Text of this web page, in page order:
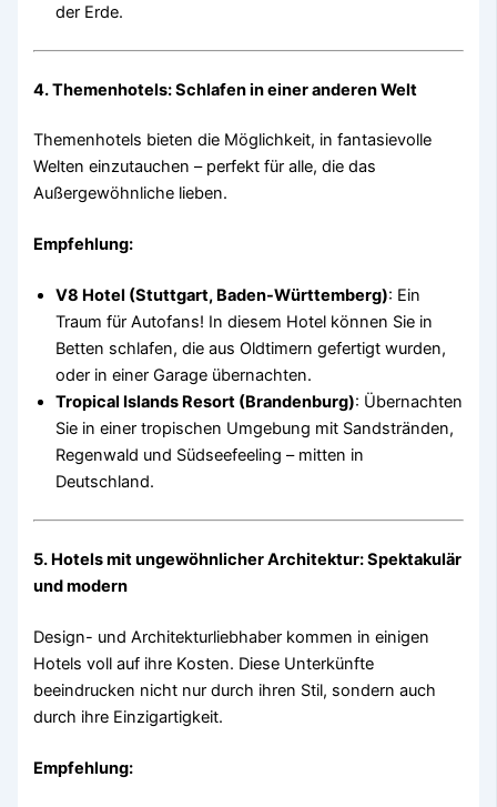
der Erde.
4. Themenhotels: Schlafen in einer anderen Welt
Themenhotels bieten die Möglichkeit, in fantasievolle
Welten einzutauchen – perfekt für alle, die das
Außergewöhnliche lieben.
Empfehlung:
V8 Hotel (Stuttgart, Baden-Württemberg): Ein
Traum für Autofans! In diesem Hotel können Sie in
Betten schlafen, die aus Oldtimern gefertigt wurden,
oder in einer Garage übernachten.
Tropical Islands Resort (Brandenburg): Übernachten
Sie in einer tropischen Umgebung mit Sandstränden,
Regenwald und Südseefeeling – mitten in
Deutschland.
5. Hotels mit ungewöhnlicher Architektur: Spektakulär
und modern
Design- und Architekturliebhaber kommen in einigen
Hotels voll auf ihre Kosten. Diese Unterkünfte
beeindrucken nicht nur durch ihren Stil, sondern auch
durch ihre Einzigartigkeit.
Empfehlung: